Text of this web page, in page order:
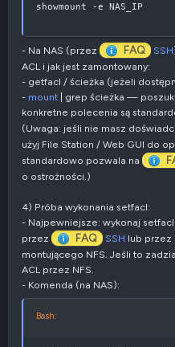
showmount -e NAS_IP
- Na NAS (przez FAQ SSH
ACL i jak jest zamontowany:
- getfacl / ścieżka (jeżeli
- mount | grep ścieżka —
konkretne polecenia są
(Uwaga: jeśli nie masz
użyj File Station / Web GUI do
standardowo pozwala na
o ostrożności.)
4) Próba wykonania setfacl:
- Najpewniejsze: wykonaj
przez
FAQ SSH lub przez
montującego NFS. Jeśli to
ACL przez NFS.
- Komenda (na NAS):
Bash: